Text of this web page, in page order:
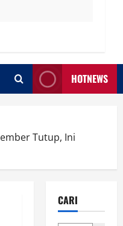
HOTNEWS
Tutup, Ini
CARI